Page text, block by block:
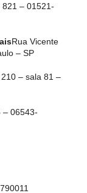
821 – 01521-
Rua Vicente
– SP
– sala 81 –
– 06543-